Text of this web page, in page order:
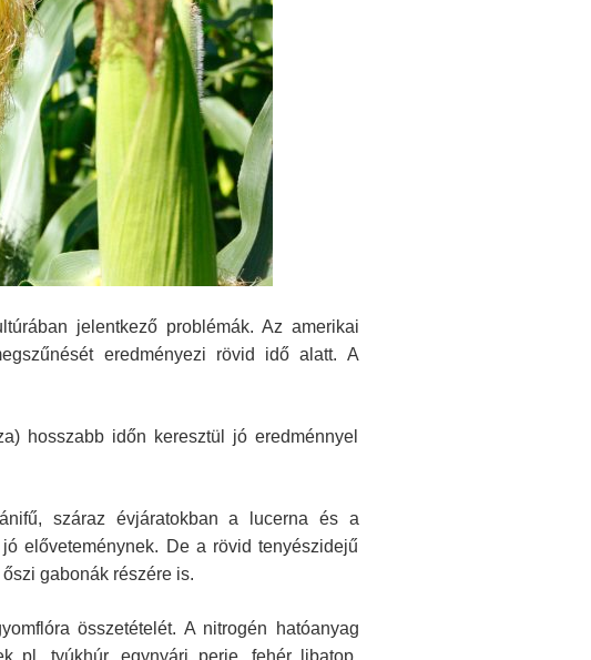
jelentkező problémák. Az amerikai
eredményezi rövid idő alatt. A
hosszabb időn keresztül jó eredménnyel
száraz évjáratokban a lucerna és a
előveteménynek. De a rövid tenyészidejű
gabonák részére is.
összetételét. A nitrogén hatóanyag